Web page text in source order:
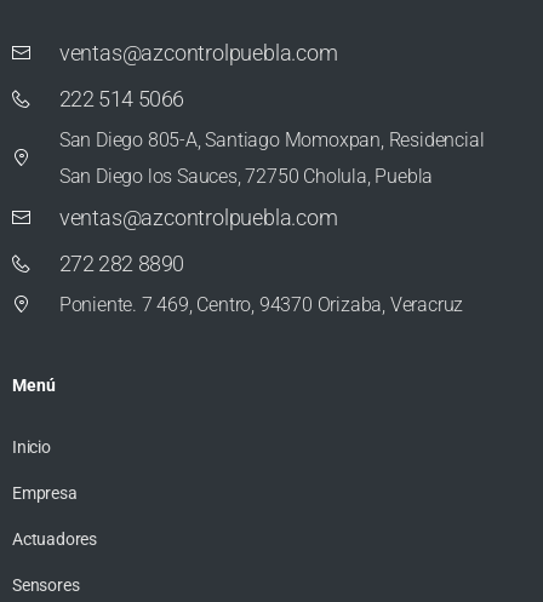
ventas@azcontrolpuebla.com
222 514 5066
San Diego 805-A, Santiago Momoxpan, Residencial
San Diego los Sauces, 72750 Cholula, Puebla
ventas@azcontrolpuebla.com
272 282 8890
Poniente. 7 469, Centro, 94370 Orizaba, Veracruz
Menú
Inicio
Empresa
Actuadores
Sensores